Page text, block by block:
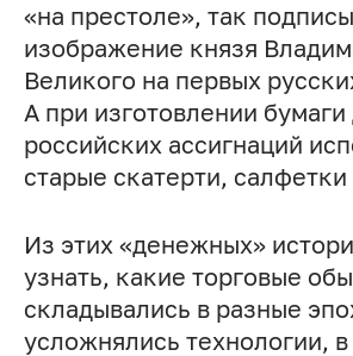
«на престоле», так
изображение князя
Великого на первых
А при изготовлении
российских ассигнаций
старые скатерти,
Из этих «денежных»
узнать, какие торговые
складывались в разные
усложнялись технологии, в